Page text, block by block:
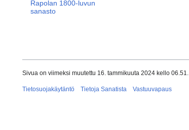
Rapolan 1800-luvun
sanasto
Sivua on viimeksi muutettu 16. tammikuuta 2024 kello 06.51.
Tietosuojakäytäntö Tietoja Sanatista Vastuuvapaus